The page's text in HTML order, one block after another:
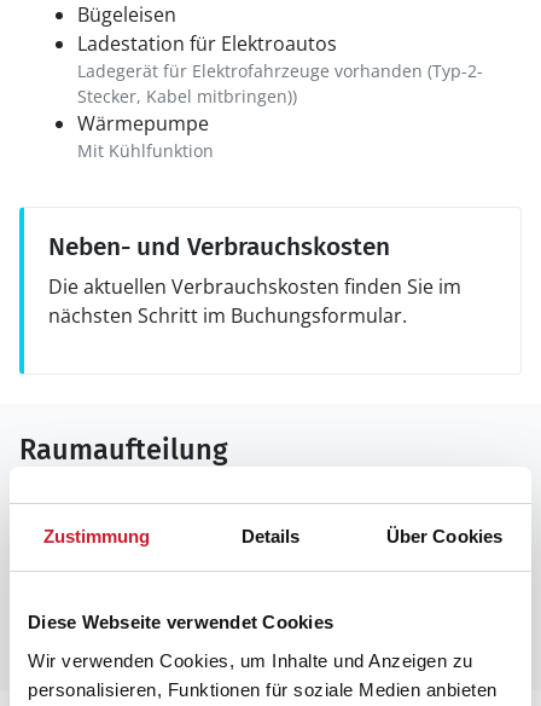
Zustimmung Details Über Cookies
Diese Webseite verwendet Cookies
Wir verwenden Cookies, um Inhalte und Anzeigen zu
personalisieren, Funktionen für soziale Medien anbieten
Bügeleisen
Ladestation für Elektroautos
Ladegerät für Elektrofahrzeuge vorhanden (Typ-2-
Stecker, Kabel mitbringen))
Wärmepumpe
Mit Kühlfunktion
Neben- und Verbrauchskosten
Die aktuellen Verbrauchskosten finden Sie im
nächsten Schritt im Buchungsformular.
Raumaufteilung